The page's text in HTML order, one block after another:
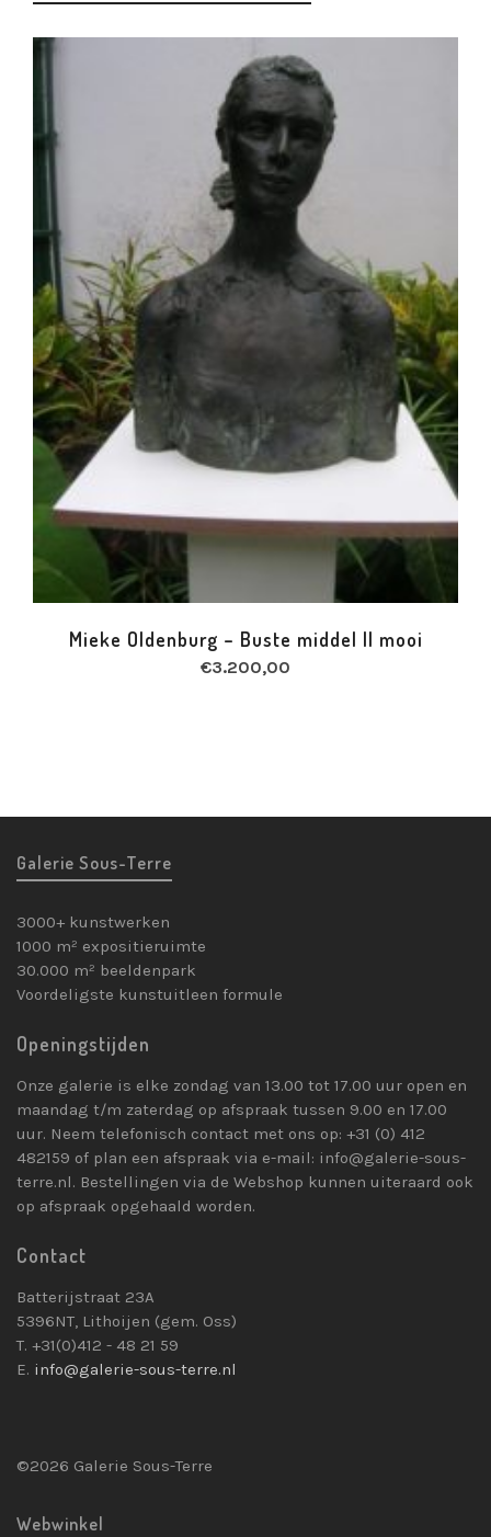
Mieke Oldenburg – Buste middel II mooi
€3.200,00
Galerie Sous-Terre
3000+ kunstwerken
1000 m² expositieruimte
30.000 m² beeldenpark
Voordeligste kunstuitleen formule
Openingstijden
Onze galerie is elke zondag van 13.00 tot 17.00 uur open en
maandag t/m zaterdag op afspraak tussen 9.00 en 17.00
uur. Neem telefonisch contact met ons op: +31 (0) 412
482159 of plan een afspraak via e-mail: info@galerie-sous-
terre.nl. Bestellingen via de Webshop kunnen uiteraard ook
op afspraak opgehaald worden.
Contact
Batterijstraat 23A
5396NT, Lithoijen (gem. Oss)
T. +31(0)412 - 48 21 59
E. info@galerie-sous-terre.nl
©2026 Galerie Sous-Terre
Webwinkel